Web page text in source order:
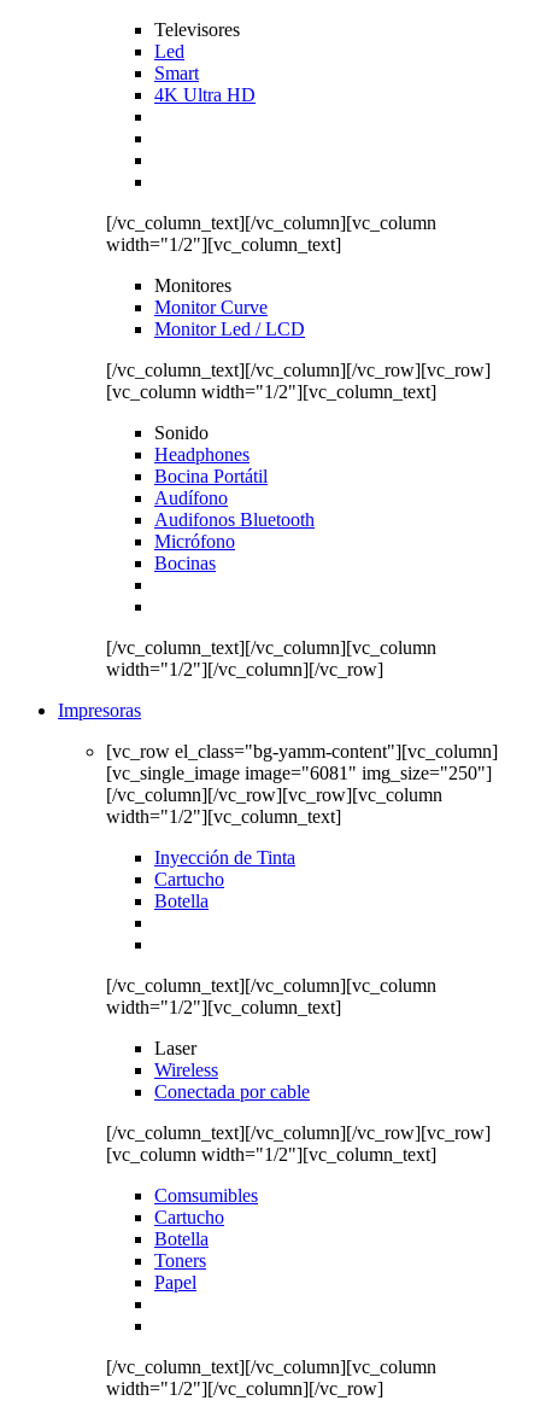
Televisores
Led
Smart
4K Ultra HD
[/vc_column_text][/vc_column][vc_column
width="1/2"][vc_column_text]
Monitores
Monitor Curve
Monitor Led / LCD
[/vc_column_text][/vc_column][/vc_row][vc_row]
[vc_column width="1/2"][vc_column_text]
Sonido
Headphones
Bocina Portátil
Audífono
Audifonos Bluetooth
Micrófono
Bocinas
[/vc_column_text][/vc_column][vc_column
width="1/2"][/vc_column][/vc_row]
Impresoras
[vc_row el_class="bg-yamm-content"][vc_column]
[vc_single_image image="6081" img_size="250"]
[/vc_column][/vc_row][vc_row][vc_column
width="1/2"][vc_column_text]
Inyección de Tinta
Cartucho
Botella
[/vc_column_text][/vc_column][vc_column
width="1/2"][vc_column_text]
Laser
Wireless
Conectada por cable
[/vc_column_text][/vc_column][/vc_row][vc_row]
[vc_column width="1/2"][vc_column_text]
Comsumibles
Cartucho
Botella
Toners
Papel
[/vc_column_text][/vc_column][vc_column
width="1/2"][/vc_column][/vc_row]